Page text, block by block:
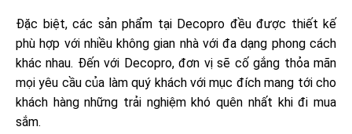
Đặc biệt, các sản phẩm tại Decopro đều được thiết kế
phù hợp với nhiều không gian nhà với đa dạng phong cách
khác nhau. Đến với Decopro, đơn vị sẽ cố gắng thỏa mãn
mọi yêu cầu của làm quý khách với mục đích mang tới cho
khách hàng những trải nghiệm khó quên nhất khi đi mua
sắm.